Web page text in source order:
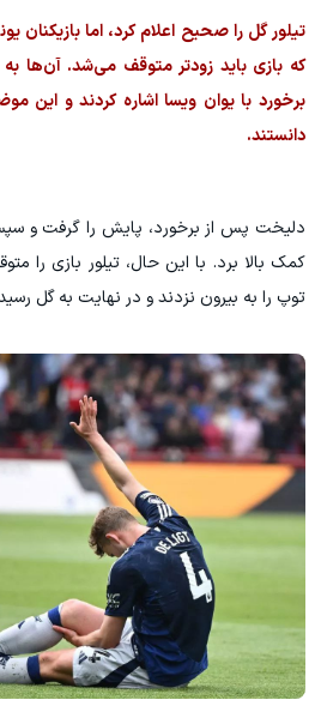
تیلور گل را صحیح اعلام کرد، اما بازیکنان
که بازی باید زودتر متوقف می‌شد.
برخورد با یوان ویسا اشاره کردند و این
دانستند.
دلیخت پس از برخورد، پایش را گرفت و
کمک بالا برد. با این حال، تیلور بازی را
توپ را به بیرون نزدند و در نهایت به گل